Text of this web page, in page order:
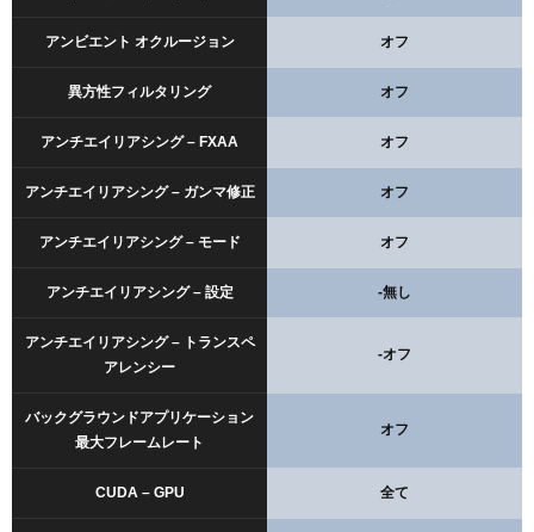
アンビエント オクルージョン オフ
異方性フィルタリング オフ
アンチエイリアシング – FXAA オフ
アンチエイリアシング – ガンマ修正 オフ
アンチエイリアシング – モード オフ
アンチエイリアシング – 設定 -無し
アンチエイリアシング – トランスペ
アレンシー
-オフ
バックグラウンドアプリケーション
最大フレームレート
オフ
CUDA – GPU 全て